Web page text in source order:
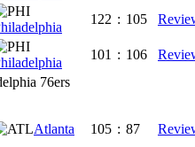
122 : 105
101 : 106
76ers
Atlanta 105 : 87